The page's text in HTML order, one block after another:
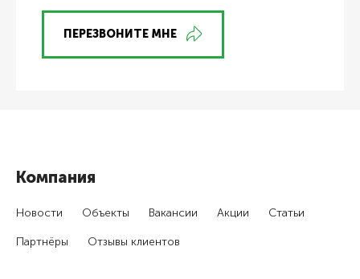
ПЕРЕЗВОНИТЕ МНЕ
Компания
Новости Объекты Вакансии Акции Статьи
Партнёры Отзывы клиентов